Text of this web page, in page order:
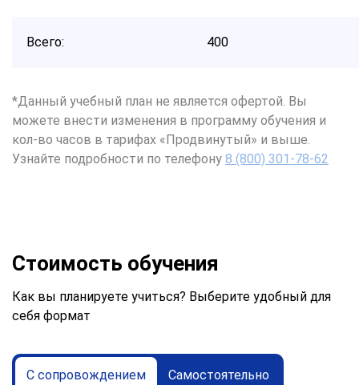
Всего: 400
*Данный учебный план не является офертой. Вы
можете внести изменения в программу обучения и
кол-во часов в тарифах «Продвинутый» и выше.
Узнайте подробности по телефону 8 (800) 301-78-62
Стоимость обучения
Как вы планируете учиться? Выберите удобный для
себя формат
С сопровождением Самостоятельно